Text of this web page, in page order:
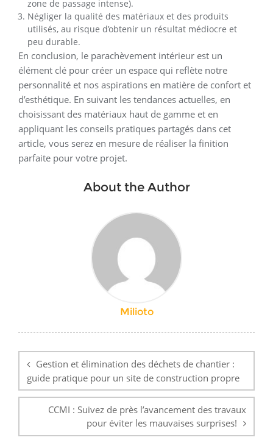
zone de passage intense).
Négliger la qualité des matériaux et des produits
utilisés, au risque d’obtenir un résultat médiocre et
peu durable.
En conclusion, le parachèvement intérieur est un
élément clé pour créer un espace qui reflète notre
personnalité et nos aspirations en matière de confort et
d’esthétique. En suivant les tendances actuelles, en
choisissant des matériaux haut de gamme et en
appliquant les conseils pratiques partagés dans cet
article, vous serez en mesure de réaliser la finition
parfaite pour votre projet.
About the Author
Milioto
Navigation
de
l’article
Gestion et élimination des déchets de chantier :
guide pratique pour un site de construction propre
CCMI : Suivez de près l’avancement des travaux
pour éviter les mauvaises surprises!